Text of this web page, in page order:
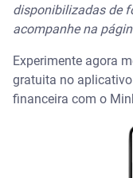
disponibilizadas de
acompanhe na
Experimente agora
gratuita no
financeira com o